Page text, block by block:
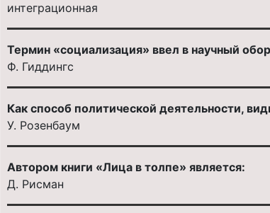
интеграционная
Термин «социализация» ввел в научный
Ф. Гиддингс
Как способ политической деятельности,
У. Розенбаум
Автором книги «Лица в толпе» является:
Д. Рисман